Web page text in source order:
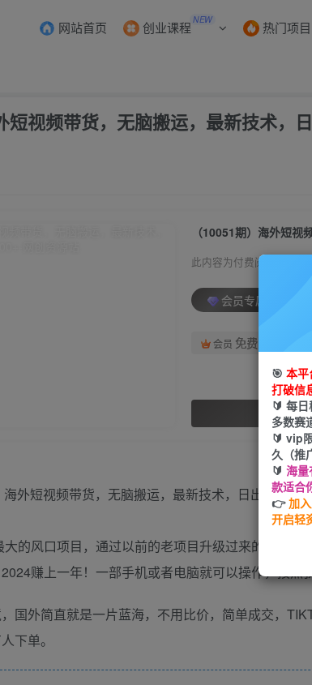
网站首页 创业课程 NEW 热门项目
短视频带货，无脑搬运，最新技术，
（10051期）海外短
此内容为付费阅读，请付
会员专属资源
会员 免费
的风口项目，通过以前的老项目升级过来的，每
赚上一年！一部手机或者电脑就可以操作，按照
国外简直就是一片蓝海，不用比价，简单成交，
下单。
🎯 本平
打破信
🔰 每
多数赛
🔰 vip
久（推
🔰 海量
款适合
👉加
开启轻